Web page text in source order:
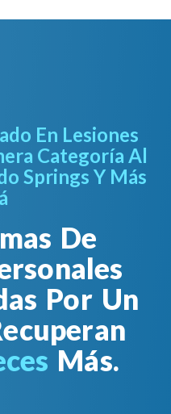
En Lesiones
Categoría Al
Springs Y Más
De
Por Un
Más.